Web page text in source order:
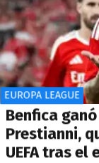
EUROPA LEAGUE
Benfica
Prestianni,
UEFA tras el